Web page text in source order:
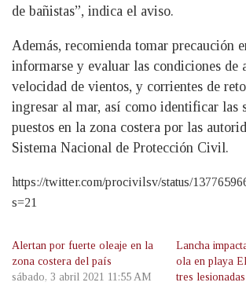
de bañistas”, indica el aviso.
Además, recomienda tomar precaución
informarse y evaluar las condiciones de
velocidad de vientos, y corrientes de
ingresar al mar, así como identificar las
puestos en la zona costera por las
Sistema Nacional de Protección Civil.
https://twitter.com/procivilsv/status/
s=21
Alertan por fuerte oleaje en la
zona costera del país
sábado, 3 abril 2021 11:55 AM
Lancha
ola en playa
tres lesionadas